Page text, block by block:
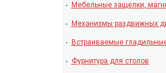
Мебельные защелки,
Механизмы раздвижных
Встраиваемые
Фурнитура для столов